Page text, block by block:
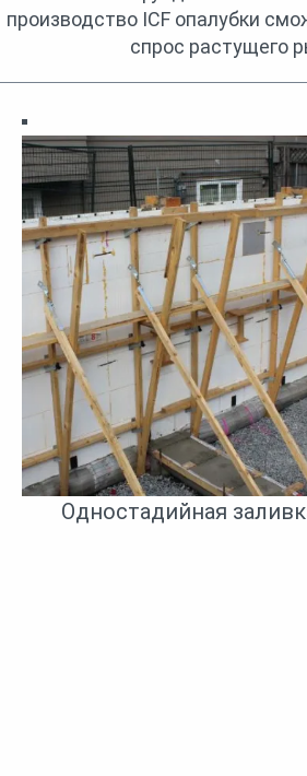
производство ICF опалубки
спрос растущего
Одностадийная